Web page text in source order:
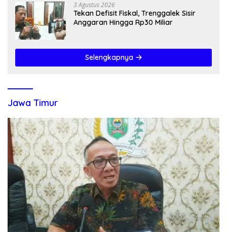
3 Agustus 2026
Tekan Defisit Fiskal, Trenggalek Sisir
Anggaran Hingga Rp30 Miliar
Selengkapnya
Jawa Timur